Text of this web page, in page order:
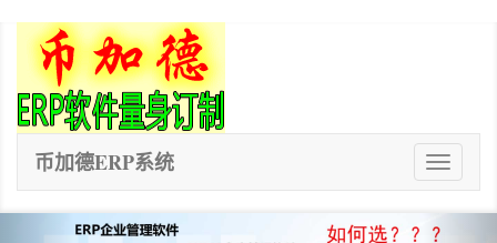
ERP
系
统
币加德ERP系统
Previous